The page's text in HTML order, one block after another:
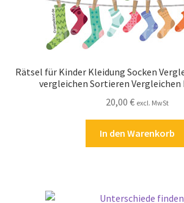
Rätsel für Kinder Kleidung Socken
vergleichen Sortieren Vergleichen
20,00 € excl. MwSt
In den Warenkorb